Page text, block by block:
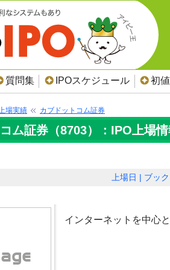
質問集 IPOスケジュール 初
場実績 カブドットコム証券
ム証券（8703）：IPO上場
上場日 ブッ
インターネットを中心